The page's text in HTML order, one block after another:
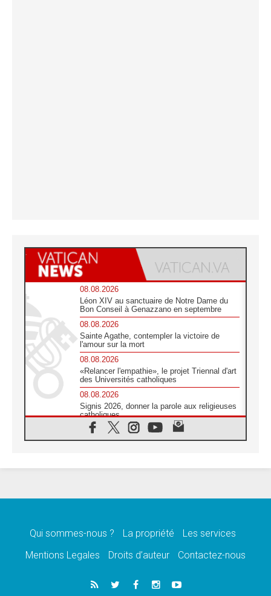
08.08.2026
Léon XIV au sanctuaire de Notre Dame du
Bon Conseil à Genazzano en septembre
08.08.2026
Sainte Agathe, contempler la victoire de
l'amour sur la mort
08.08.2026
«Relancer l'empathie», le projet Triennal d'art
des Universités catholiques
08.08.2026
Signis 2026, donner la parole aux religieuses
catholiques
08.08.2026
Au Bangladesh, l'Église accompagne les
07.08.2026
07.08.2026
le cardinal Parolin
En Colombie, «la paix ne s'achète pas avec
une signature»
Qui sommes-nous ? La propriété
Les services
Mentions Legales
Droits d’auteur Contactez-nous